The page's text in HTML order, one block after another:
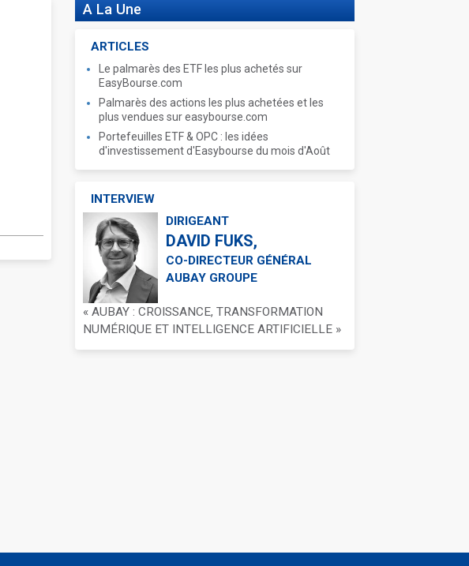
A La Une
ARTICLES
Le palmarès des ETF les plus achetés sur
EasyBourse.com
Palmarès des actions les plus achetées et les
plus vendues sur easybourse.com
Portefeuilles ETF & OPC : les idées
d'investissement d'Easybourse du mois d'Août
INTERVIEW
DIRIGEANT
DAVID FUKS,
CO-DIRECTEUR GÉNÉRAL
AUBAY GROUPE
« AUBAY : CROISSANCE, TRANSFORMATION
NUMÉRIQUE ET INTELLIGENCE ARTIFICIELLE »